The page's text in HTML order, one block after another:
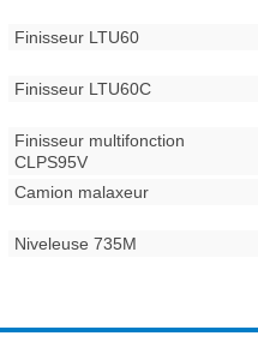
Finisseur LTU60
Finisseur LTU60C
Finisseur multifonction
CLPS95V
Camion malaxeur
Niveleuse 735M